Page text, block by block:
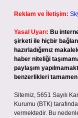
Reklam ve İletişim:
Yasal Uyarı: Bu
şirketi ile hiçbir
hazırladığımız
haber niteliği
paylaşım
benzerlikleri
Sitemiz, 5651 Sayılı
Kurumu (BTK)
vermektedir. Bu